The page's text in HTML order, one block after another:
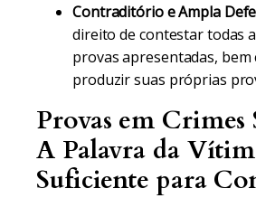
Contraditório e Ampla
direito de contestar todas
provas apresentadas, bem
produzir suas próprias
Provas em Crimes
A Palavra da
Suficiente para